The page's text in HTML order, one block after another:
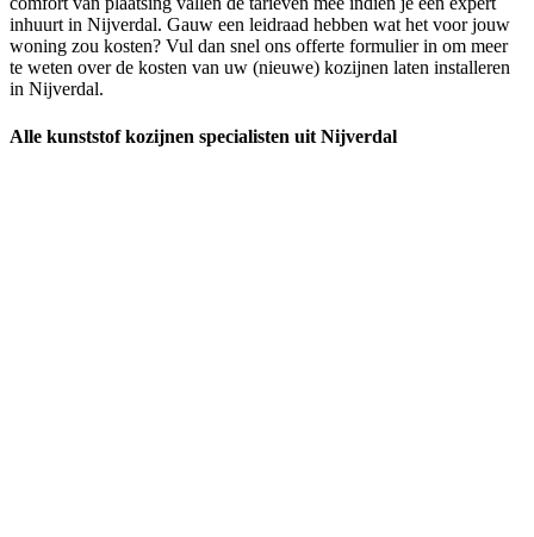
inhuurt in Nijverdal. Gauw een leidraad hebben wat het voor jouw
woning zou kosten? Vul dan snel ons offerte formulier in om meer
te weten over de kosten van uw (nieuwe) kozijnen laten installeren
in Nijverdal.
Alle kunststof kozijnen specialisten uit Nijverdal